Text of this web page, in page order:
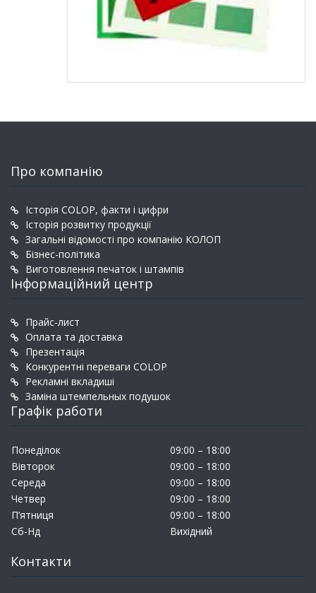
Про компанію
Історія COLOP, факти і цифри
Історія розвитку продукції
Загальні відомості про компанію КОЛОП
Бізнес-політика
Виготовлення печаток і штампів
Інформаційний центр
Прайс-лист
Оплата та доставка
Презентація
Конкурентні переваги COLOP
Рекламні вкладиші
Заміна штемпельных подушок
Графік работи
Понеділок
09:00 – 18:00
Вівторок
09:00 – 18:00
Середа
09:00 – 18:00
Четвер
09:00 – 18:00
П’ятниця
09:00 – 18:00
Сб-Нд
Вихідний
Контакти